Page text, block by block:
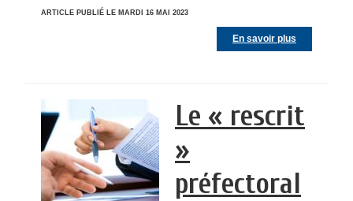
ARTICLE PUBLIÉ LE MARDI 16 MAI 2023
En savoir plus
Le « rescrit
»
préfectoral